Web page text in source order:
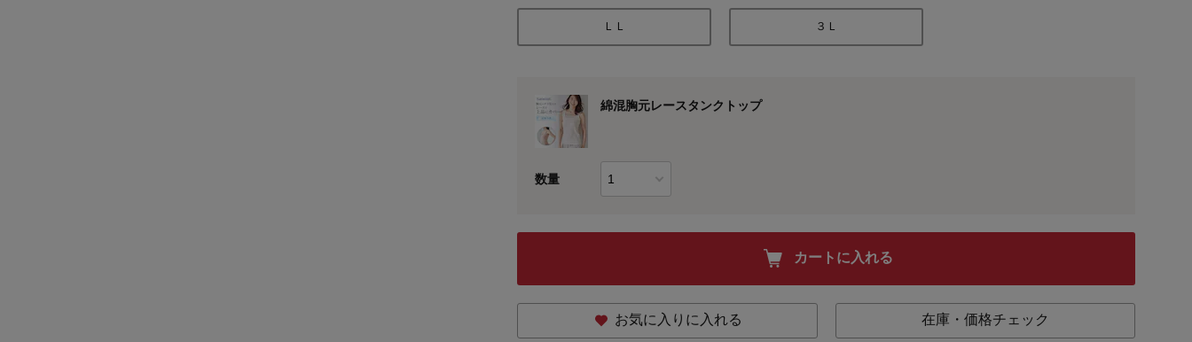
ＬＬ ３Ｌ
綿混胸元レースタンクトップ
数量
カートに入れる
お気に入りに入れる 在庫・価格チェック